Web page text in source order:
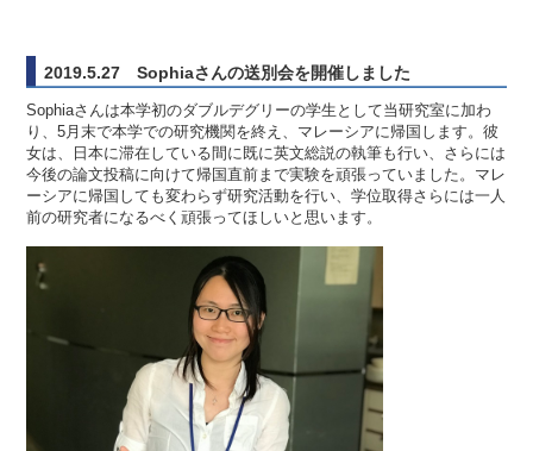
2019.5.27 Sophiaさんの送別会を開催しました
Sophiaさんは本学初のダブルデグリーの学生として当研究室に加わ
り、5月末で本学での研究機関を終え、マレーシアに帰国します。彼
女は、日本に滞在している間に既に英文総説の執筆も行い、さらには
今後の論文投稿に向けて帰国直前まで実験を頑張っていました。マレ
ーシアに帰国しても変わらず研究活動を行い、学位取得さらには一人
前の研究者になるべく頑張ってほしいと思います。